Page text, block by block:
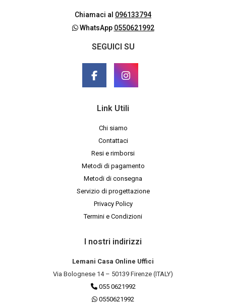
Chiamaci al 096133794
WhatsApp 0550621992
SEGUICI SU
Link Utili
Chi siamo
Contattaci
Resi e rimborsi
Metodi di pagamento
Metodi di consegna
Servizio di progettazione
Privacy Policy
Termini e Condizioni
I nostri indirizzi
Lemani Casa Online Uffici
Via Bolognese 14 – 50139 Firenze (ITALY)
055 0621992
0550621992